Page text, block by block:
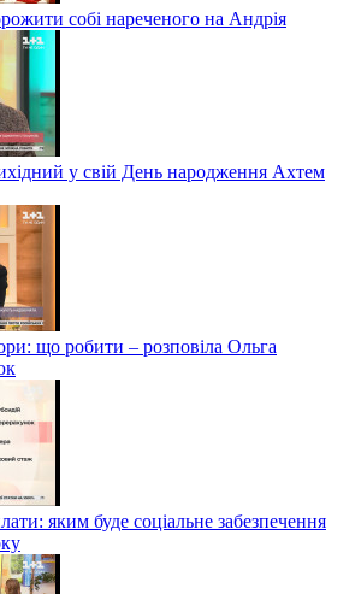
собі нареченого на Андрія
у свій День народження Ахтем
що робити – розповіла Ольга
яким буде соціальне забезпечення